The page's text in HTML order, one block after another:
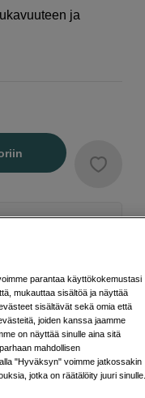
ja
velkaa ajoissa, saatat
vuokraamista,
saat kuntasi talous- ja
(avautuu uuteen
parantaa käyttökokemustasi
mukauttaa sisältöä ja näyttää
sisältävät sekä omia että
joiden kanssa jaamme
on näyttää sinulle aina sitä
mahdollisen
"Hyväksyn" voimme jatkossakin
jotka on räätälöity juuri